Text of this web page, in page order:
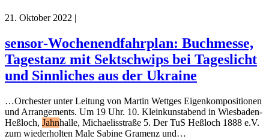
21. Oktober 2022 |
sensor-Wochenendfahrplan: Buchmesse,
Tagestanz mit Sektschwips bei Tageslicht
und Sinnliches aus der Ukraine
…Orchester unter Leitung von Martin Wettges Eigenkompositionen
und Arrangements. Um 19 Uhr. 10. Kleinkunstabend in Wiesbaden-
Heßloch, Jahnhalle, Michaelisstraße 5. Der TuS Heßloch 1888 e.V.
zum wiederholten Male Sabine Gramenz und…